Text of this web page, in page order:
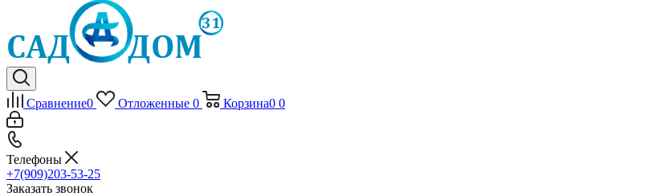
Сравнение0 Отложенные 0 Корзина0 0
Телефоны
+7(909)203-53-25
Заказать звонок